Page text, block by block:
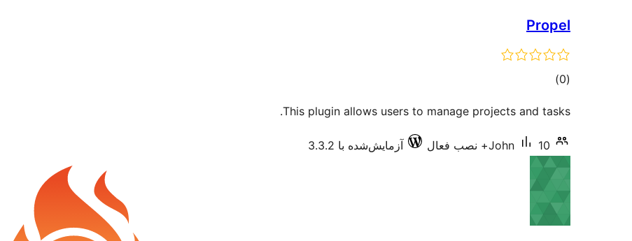
Propel
(0 مجموع)
This plugin allows users to manage projects and tasks.
John 10+ نصب فعال آزمایش‌شده با 3.3.2